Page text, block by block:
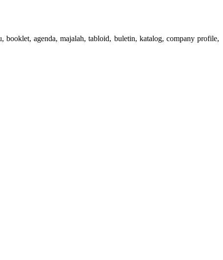
booklet, agenda, majalah, tabloid, buletin, katalog, company profile,